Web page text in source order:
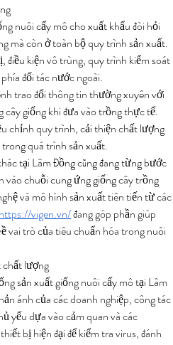
nuôi cấy mô cho xuất khẩu đòi hỏi
mà còn ở toàn bộ quy trình sản xuất.
điều kiện vô trùng, quy trình kiểm soát
đối tác nước ngoài.
trao đổi thông tin thường xuyên với
cây giống khi đưa vào trồng thực tế.
chỉnh quy trình, cải thiện chất lượng
quá trình sản xuất.
tại Lâm Đồng cũng đang từng bước
vào chuỗi cung ứng giống cây trồng
và mô hình sản xuất tiên tiến từ các
https://vigen.vn/ đang góp phần giúp
vai trò của tiêu chuẩn hóa trong nuôi
lượng
sản xuất giống nuôi cấy mô tại Lâm
ánh của các doanh nghiệp, công tác
yếu dựa vào cảm quan và các
bị hiện đại để kiểm tra virus, đánh